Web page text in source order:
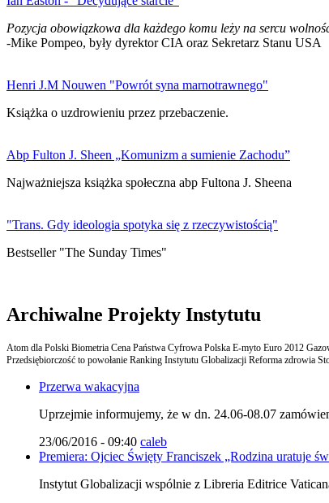
Pozycja obowiązkowa dla każdego komu leży na sercu
-Mike Pompeo, były dyrektor CIA oraz Sekretarz Stanu USA
Henri J.M Nouwen "Powrót syna marnotrawnego"
Książka o uzdrowieniu przez przebaczenie.
Abp Fulton J. Sheen „Komunizm a sumienie Zachodu”
Najważniejsza książka społeczna abp Fultona J. Sheena
"Trans. Gdy ideologia spotyka się z rzeczywistością"
Bestseller "The Sunday Times"
Archiwalne Projekty Instytutu
Atom dla Polski Biometria Cena Państwa Cyfrowa Polska E-myto Euro 2012
Przedsiębiorczość to powołanie Ranking Instytutu Globalizacji Reforma zdrowia
Przerwa wakacyjna
Uprzejmie informujemy, że w dn. 24.06-08.07
23/06/2016 - 09:40 caleb
Premiera: Ojciec Święty Franciszek „Rodzina uratuje
Instytut Globalizacji wspólnie z Libreria Editrice